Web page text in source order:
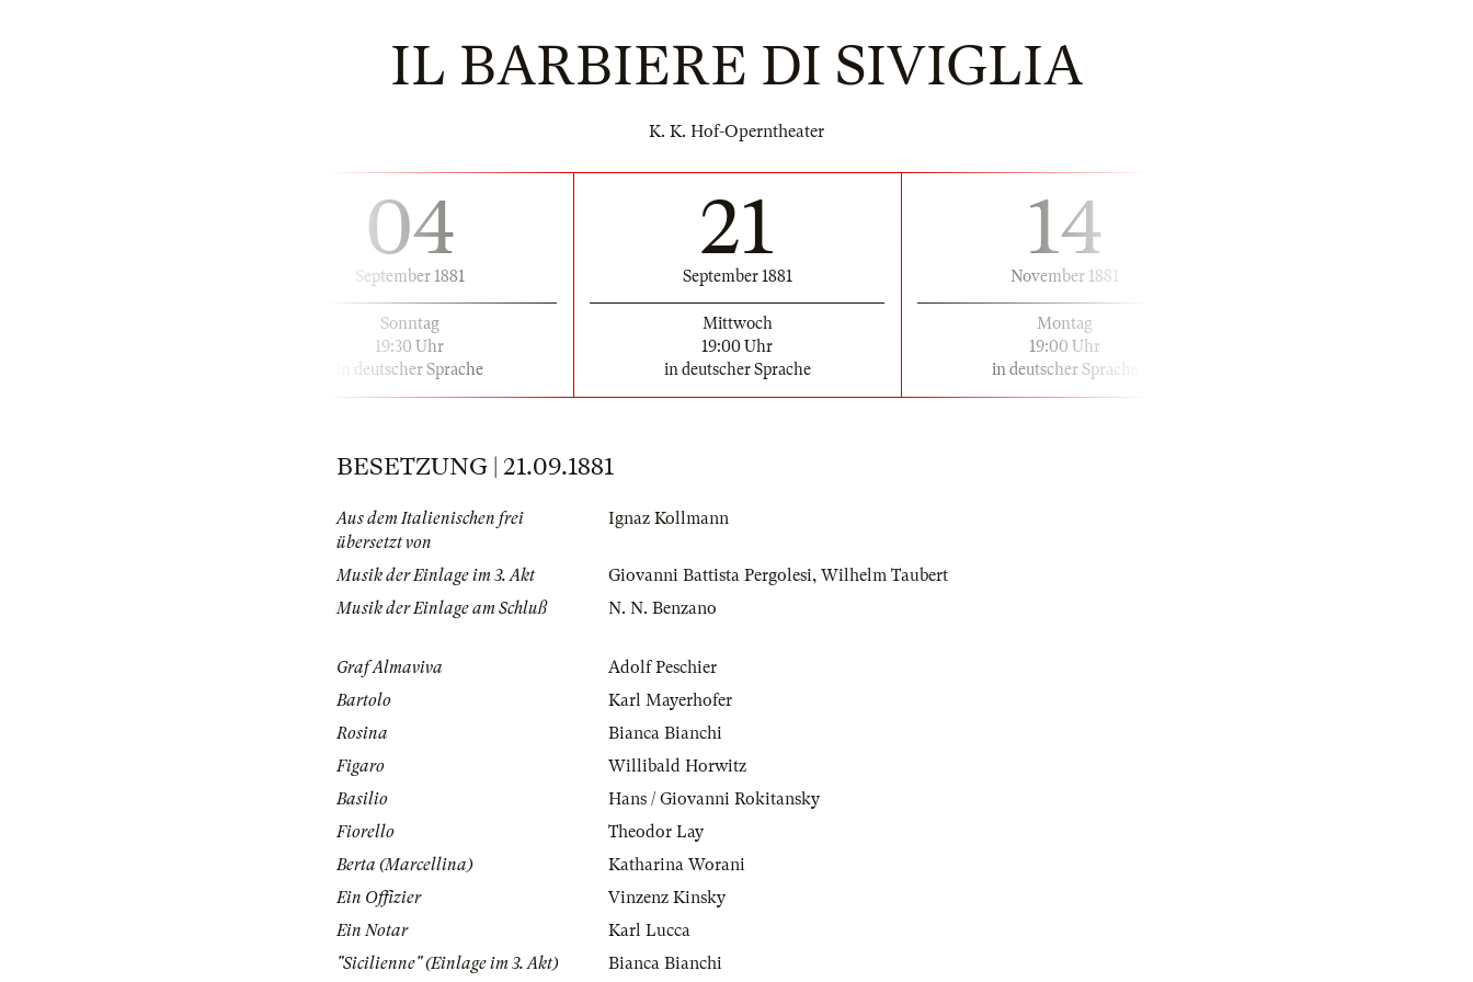
IL BARBIERE DI SIVIGLIA
K. K. Hof-Operntheater
04
September 1881
Sonntag
19:30 Uhr
in deutscher Sprache
21
September 1881
Mittwoch
19:00 Uhr
in deutscher Sprache
14
November 1881
Montag
19:00 Uhr
in deutscher Sprache
BESETZUNG | 21.09.1881
Aus dem Italienischen frei
übersetzt von
Ignaz Kollmann
Musik der Einlage im 3. Akt Giovanni Battista Pergolesi, Wilhelm Taubert
Musik der Einlage am Schluß
N. N. Benzano
Graf Almaviva
Adolf Peschier
Bartolo
Karl Mayerhofer
Rosina
Bianca Bianchi
Figaro
Willibald Horwitz
Basilio
Hans / Giovanni Rokitansky
Fiorello
Theodor Lay
Berta (Marcellina)
Katharina Worani
Ein Offizier
Vinzenz Kinsky
Ein Notar
Karl Lucca
"Sicilienne" (Einlage im 3. Akt)
Bianca Bianchi